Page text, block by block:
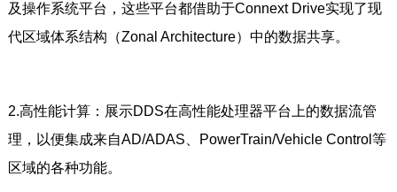
及操作系统平台，这些平台都借助于Connext Drive实现了现
代区域体系结构（Zonal Architecture）中的数据共享。
2.高性能计算：展示DDS在高性能处理器平台上的数据流管
理，以便集成来自AD/ADAS、PowerTrain/Vehicle Control等
区域的各种功能。